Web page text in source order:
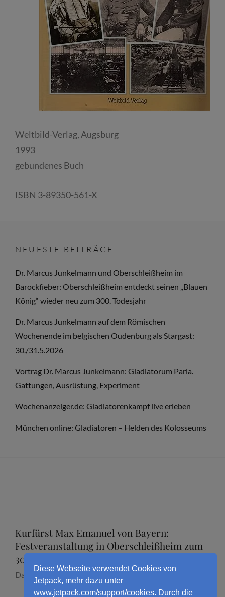
Weltbild-Verlag, Augsburg
1993
gebundenes Buch
ISBN 3-89350-561-X
NEUESTE BEITRÄGE
Dr. Marcus Junkelmann und Oberschleißheim im
Barockfieber: Oberschleißheim entdeckt seinen „Blauen
König“ wieder neu zum 300. Todesjahr
Dr. Marcus Junkelmann auf dem Römischen
Wochenende im belgischen Oudenburg als Stargast:
30./31.5.2026
Vortrag Dr. Marcus Junkelmann: Gladiatorum Paria.
Gattungen, Ausrüstung, Experiment
Wochenanzeiger.de: Gladiatorenkampf live erleben
München online: Gladiatoren – Helden des Kolosseums
Kurfürst Max Emanuel von Bayern:
Festveranstaltung in Oberschleißheim zum
300. Todestag mit Dr. Marcus Junkelmann
Datum:
Diese Webseite verwendet Cookies von
Jetpack, mehr dazu unter
www.jetpack.com/support/cookies. Durch die